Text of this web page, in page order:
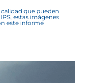
que pueden
estas imágenes
este informe